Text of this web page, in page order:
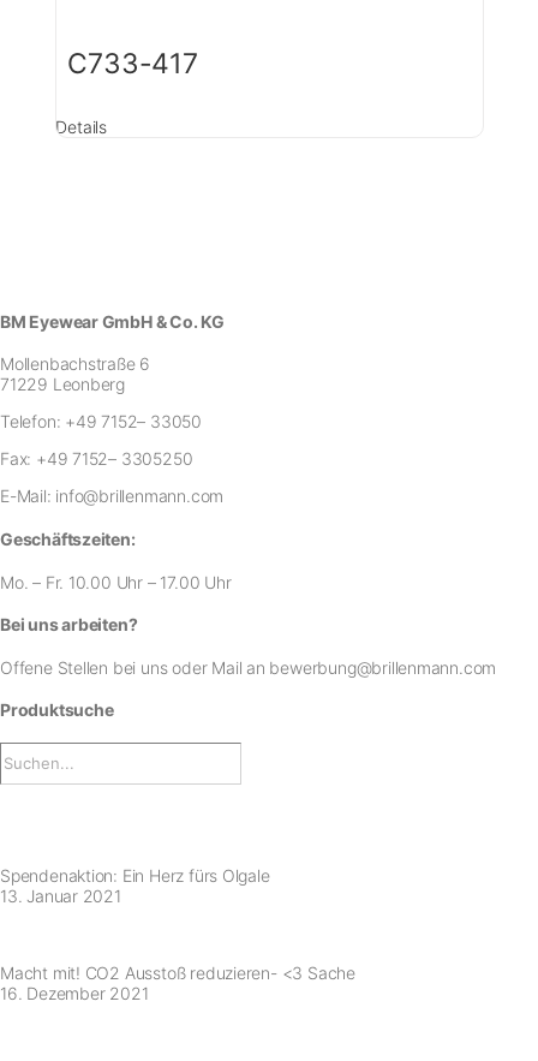
C733-417
Details
BM Eyewear GmbH & Co. KG
Mollenbachstraße 6
71229 Leonberg
Telefon: +49 7152– 33050
Fax: +49 7152– 3305250
E-Mail: info@brillenmann.com
Geschäftszeiten:
Mo. – Fr. 10.00 Uhr – 17.00 Uhr
Bei uns arbeiten?
Offene Stellen bei unsoder Mail an bewerbung@brillenmann.com
Produktsuche
Spendenaktion: Ein Herz fürs Olgale
13. Januar 2021
Macht mit! CO2 Ausstoß reduzieren- <3 Sache
16. Dezember 2021